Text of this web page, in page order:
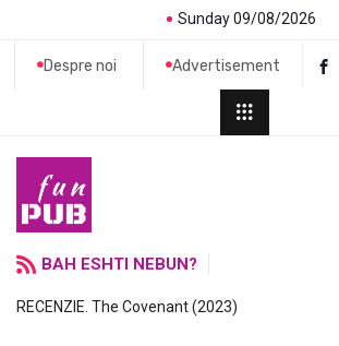
Sunday 09/08/2026
Despre noi Advertisement
BAH ESHTI NEBUN?
RECENZIE. The Covenant (2023)